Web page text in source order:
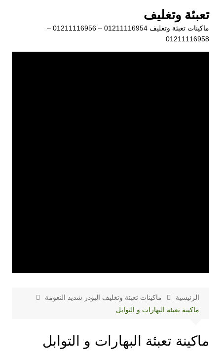
المحتوى
تعبئة وتغليف
ماكينات تعبئة وتغليف 01211116954 – 01211116956 –
01211116958
الرئيسية
ماكينات تعبئة وتغليف البودر شديد النعومة
ماكينة تعبئة البهارات و التوابل
ماكينة تعبئة البهارات و التوابل